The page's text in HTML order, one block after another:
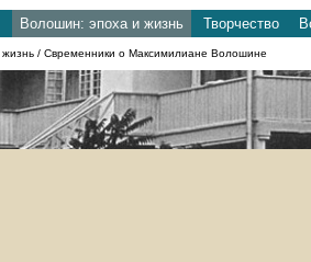
Волошин: эпоха и жизнь Творчество
/ Свременники о Максимилиане Волошине